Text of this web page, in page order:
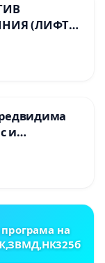
(ЛИФТ)
и
от
на